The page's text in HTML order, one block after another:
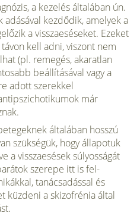
a kezelés általában ún.
adásával kezdődik, amelyek a
a visszaeséseket. Ezeket
kell adni, viszont nem
(pl. reme­gés, akaratlan
beállításával vagy a
adott szerekkel
már
általában hosszú
szükségük, hogy állapotuk
a visszaesések sú­lyosságát
szerepe itt is fel­
ta­nácsadással és
küzdeni a skizofrénia által